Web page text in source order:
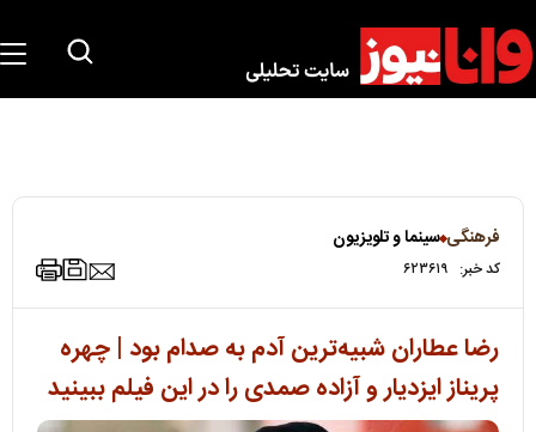
فرهنگی سینما و تلویزیون
کد خبر: ۶۲۳۶۱۹
رضا عطاران شبیه‌ترین آدم به صدام بود | چهره
پریناز ایزدیار و آزاده صمدی را در این فیلم ببینید